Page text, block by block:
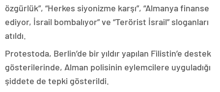
özgürlük”, “Herkes siyonizme karşı”, “Almanya finanse
ediyor, İsrail bombalıyor” ve “Terörist İsrail” sloganları
atıldı.
Protestoda, Berlin’de bir yıldır yapılan Filistin’e destek
gösterilerinde, Alman polisinin eylemcilere uyguladığı
şiddete de tepki gösterildi.